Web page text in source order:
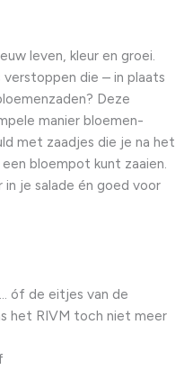
leven, kleur en groei.
die – in plaats
Deze
manier bloemen-
met zaadjes die je na het
bloempot kunt zaaien.
je salade én goed voor
óf de eitjes van de
het RIVM toch niet meer